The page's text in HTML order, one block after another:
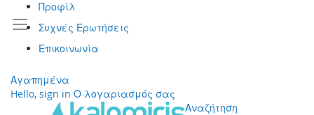
Προφίλ
Συχνές Ερωτήσεις
Επικοινωνία
Αγαπημένα
Hello, sign in Ο λογαριασμός σας
Αναζήτηση